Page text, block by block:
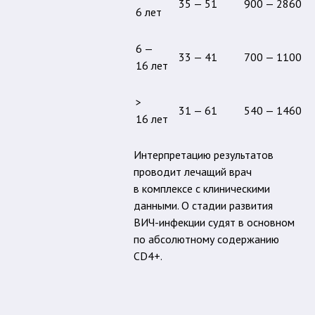
6 лет
35 — 51 900 — 2860
6 —
16 лет
33 — 41 700 — 1100
>
16 лет
31 — 61 540 — 1460
Интерпретацию результатов
проводит лечащий врач
в комплексе с клиническими
данными. О стадии развития
ВИЧ-инфекции судят в основном
по абсолютному содержанию
CD4+.